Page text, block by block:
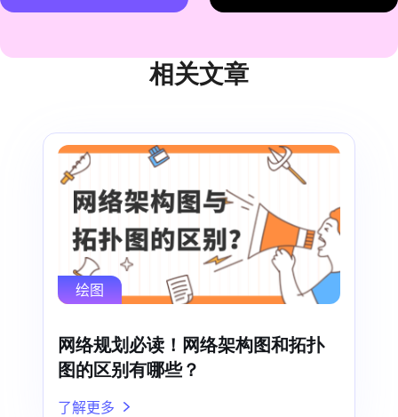
相关文章
绘图
网络规划必读！网络架构图和拓扑
图的区别有哪些？
了解更多